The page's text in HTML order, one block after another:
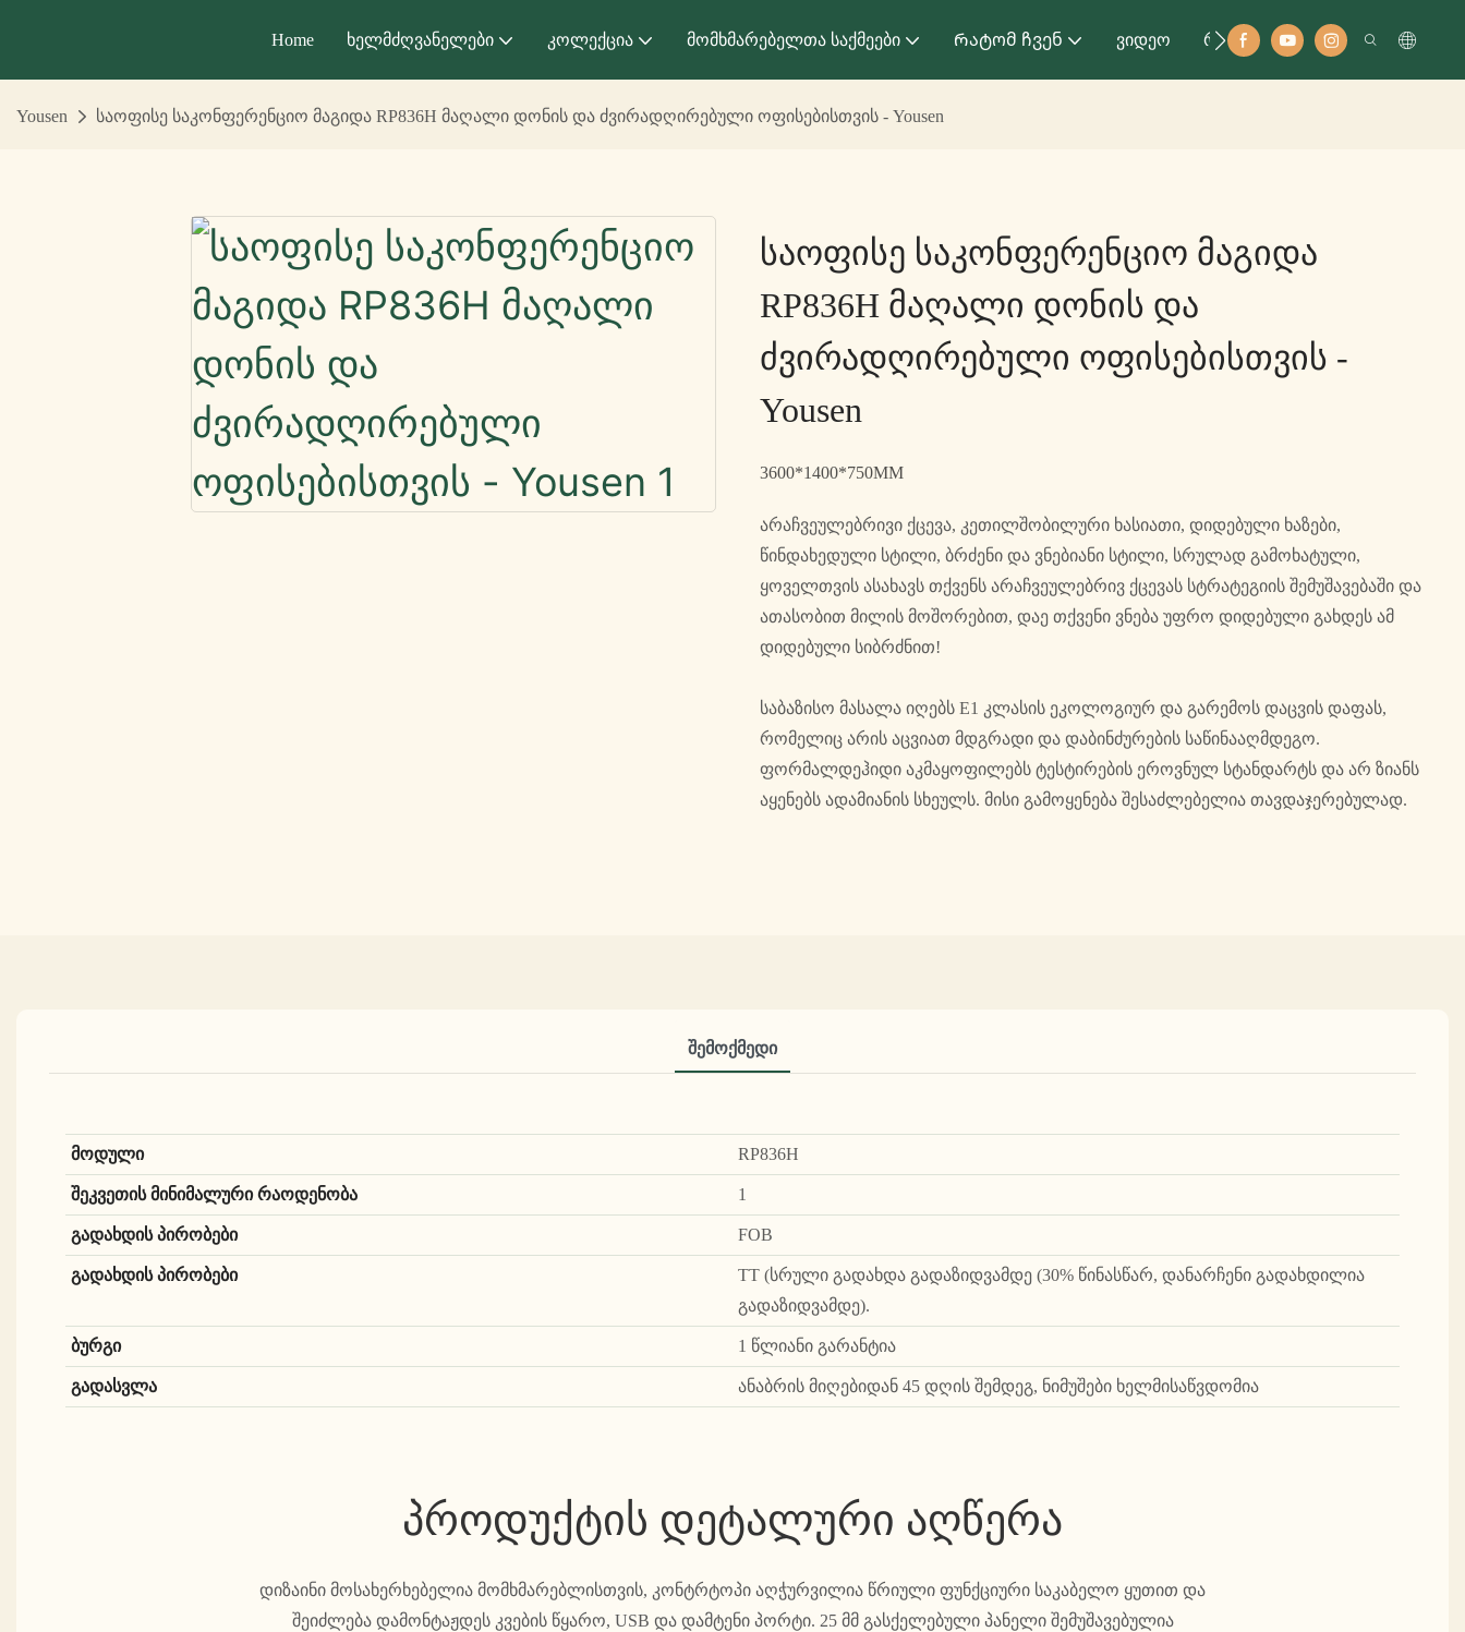
Home Ხელმძღვანელები Კოლექცია Მომხმარებელთა Საქმეები Რატომ Ჩვენ Ვიდეო Რესურსი Კონტაქტი
Yousen საოფისე საკონფერენციო მაგიდა RP836H მაღალი დონის და ძვირადღირებული ოფისებისთვის - Yousen
Საოფისე Საკონფერენციო Მაგიდა
RP836H Მაღალი Დონის Და
Ძვირადღირებული Ოფისებისთვის -
Yousen
3600*1400*750MM
არაჩვეულებრივი ქცევა, კეთილშობილური ხასიათი, დიდებული ხაზები,
წინდახედული სტილი, ბრძენი და ვნებიანი სტილი, სრულად გამოხატული,
ყოველთვის ასახავს თქვენს არაჩვეულებრივ ქცევას სტრატეგიის შემუშავებაში და
ათასობით მილის მოშორებით, დაე თქვენი ვნება უფრო დიდებული გახდეს ამ
დიდებული სიბრძნით!
საბაზისო მასალა იღებს E1 კლასის ეკოლოგიურ და გარემოს დაცვის დაფას,
რომელიც არის აცვიათ მდგრადი და დაბინძურების საწინააღმდეგო.
ფორმალდეჰიდი აკმაყოფილებს ტესტირების ეროვნულ სტანდარტს და არ ზიანს
აყენებს ადამიანის სხეულს. მისი გამოყენება შესაძლებელია თავდაჯერებულად.
Შემოქმედი
მოდული
RP836H
შეკვეთის მინიმალური რაოდენობა
1
გადახდის პირობები
FOB
გადახდის პირობები
TT (სრული გადახდა გადაზიდვამდე (30% წინასწარ, დანარჩენი გადახდილია
გადაზიდვამდე).
ბურგი
1 წლიანი გარანტია
გადასვლა
ანაბრის მიღებიდან 45 დღის შემდეგ, ნიმუშები ხელმისაწვდომია
პროდუქტის დეტალური აღწერა
დიზაინი მოსახერხებელია მომხმარებლისთვის, კონტრტოპი აღჭურვილია წრიული ფუნქციური საკაბელო ყუთით და
შეიძლება დამონტაჟდეს კვების წყარო, USB და დამტენი პორტი. 25 მმ გასქელებული პანელი შემუშავებულია